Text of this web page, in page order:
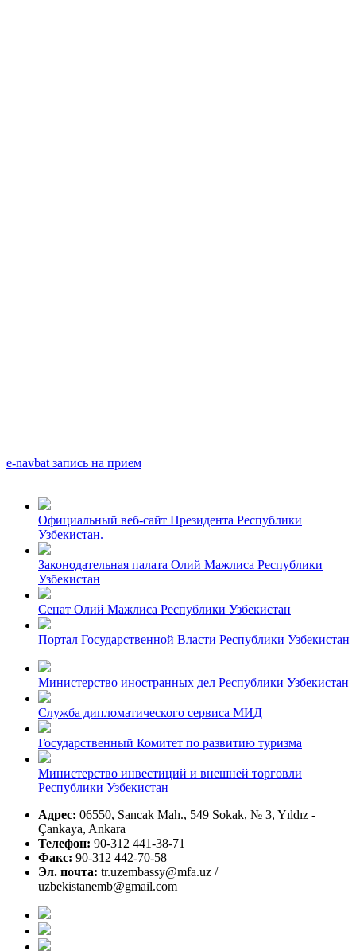
e-navbat запись на прием
Официальный веб-сайт Президента Республики
Узбекистан.
Законодательная палата Олий Мажлиса Республики
Узбекистан
Сенат Олий Мажлиса Республики Узбекистан
Портал Государственной Власти Республики Узбекистан
Министерство иностранных дел Республики Узбекистан
Служба дипломатического сервиса МИД
Государственный Комитет по развитию туризма
Министерство инвестиций и внешней торговли
Республики Узбекистан
Адрес: 06550, Sancak Mah., 549 Sokak, № 3, Yıldız -
Çankaya, Ankara
Телефон: 90-312 441-38-71
Факс: 90-312 442-70-58
Эл. почта: tr.uzembassy@mfa.uz /
uzbekistanemb@gmail.com